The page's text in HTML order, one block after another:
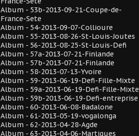
Album - 53b-2013-09-21-Coupe-de-
France-Sete
Album - 54-2013-09-07-Collioure
Album - 55-2013-08-26-St-Louis-Joutes
Album - 56-2013-08-25-St-Louis-Defi
Album - 57a-2013-07-21-Finlande
Album - 57b-2013-07-21-Finlande
Album - 58-2013-07-13-Yvoire
Album - 59-2013-06-19-Defi-Fille-Mixte
Album - 59a-2013-06-19-Defi-Fille-Mixte
Album - 59b-2013-06-19-Defi-entreprise
Album - 60-2013-06-08-Badalone
Album - 61-2013-05-19-vogalonga
Album - 62-2013-04-28-Agde
Album - 63-2013-04-06-Martigues